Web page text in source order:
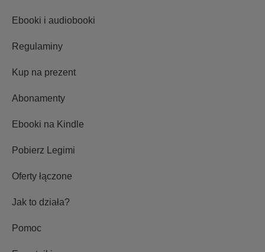
Ebooki i audiobooki
Regulaminy
Kup na prezent
Abonamenty
Ebooki na Kindle
Pobierz Legimi
Oferty łączone
Jak to działa?
Pomoc